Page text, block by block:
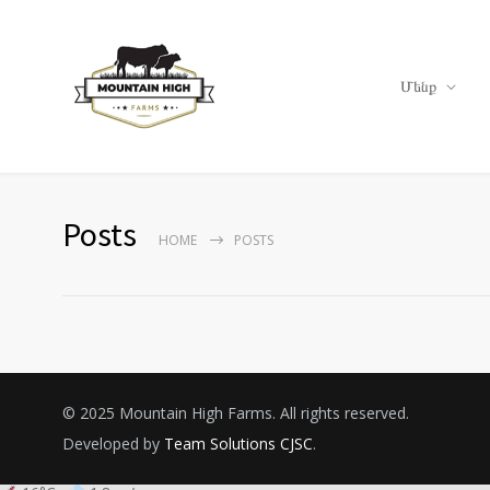
Մենք
Posts HOME POSTS
© 2025 Mountain High Farms. All rights reserved.
Developed by Team Solutions CJSC.